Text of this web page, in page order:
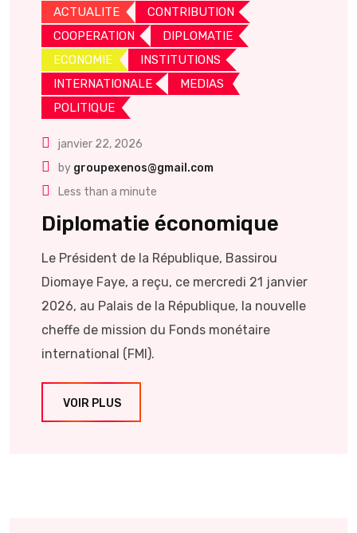
ACTUALITE
CONTRIBUTION
COOPERATION
DIPLOMATIE
ECONOMIE
INSTITUTIONS
INTERNATIONALE
MEDIAS
POLITIQUE
janvier 22, 2026
by groupexenos@gmail.com
Less than a minute
Diplomatie économique
Le Président de la République, Bassirou
Diomaye Faye, a reçu, ce mercredi 21 janvier
2026, au Palais de la République, la nouvelle
cheffe de mission du Fonds monétaire
international (FMI).
VOIR PLUS